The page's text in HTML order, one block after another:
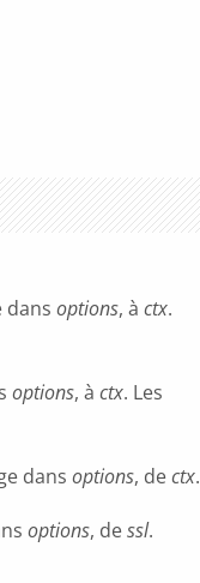
dans options, à ctx.
options, à ctx. Les
dans options, dectx.
options, dessl.